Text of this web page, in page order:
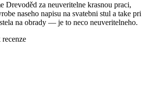
Drevoděd za neuveritelne krasnou praci,
naseho napisu na svatebni stul a take pri
na obrady — je to neco neuveritelneho.
recenze